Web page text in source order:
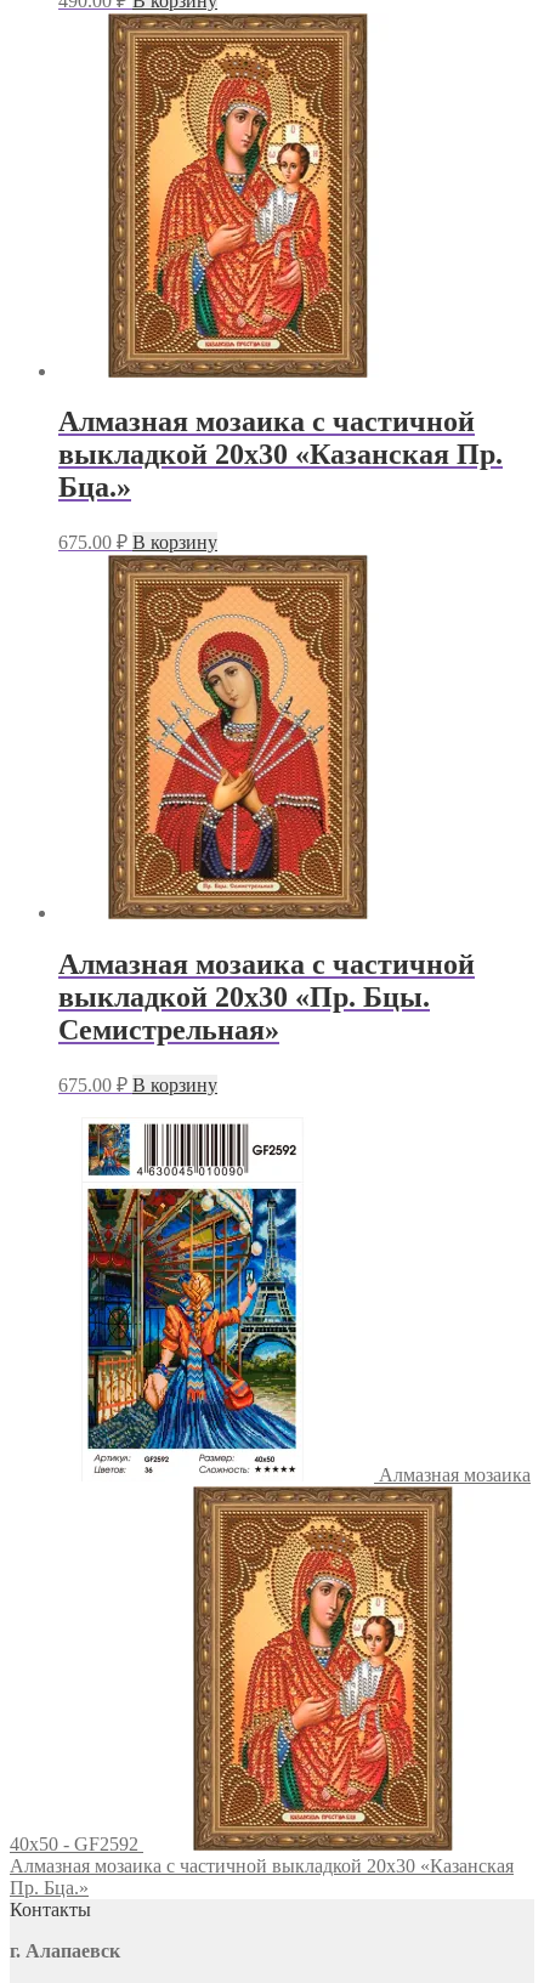
Алмазная мозаика с частичной
выкладкой 20х30 «Казанская Пр.
Бца.»
675.00 ₽ В корзину
Алмазная мозаика с частичной
выкладкой 20х30 «Пр. Бцы.
Семистрельная»
675.00 ₽ В корзину
Алмазная мозаика
40x50 - GF2592
Алмазная мозаика с частичной выкладкой 20х30 «Казанская
Пр. Бца.»
Контакты
г. Алапаевск